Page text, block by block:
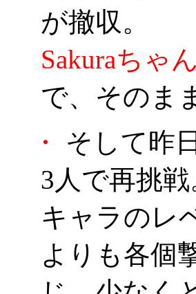
が撤収。
Sakuraちゃん
で、そのま
・
そして昨
3人で再挑戦
キャラのレ
よりも各個